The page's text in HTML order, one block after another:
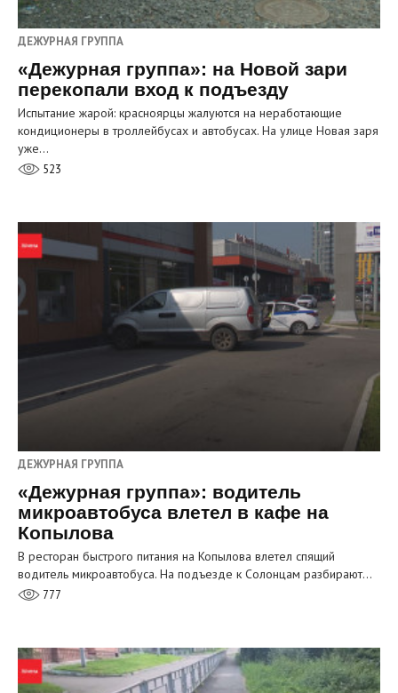
ДЕЖУРНАЯ ГРУППА
«Дежурная группа»: на Новой зари
перекопали вход к подъезду
Испытание жарой: красноярцы жалуются на неработающие
кондиционеры в троллейбусах и автобусах. На улице Новая заря
уже…
523
ДЕЖУРНАЯ ГРУППА
«Дежурная группа»: водитель
микроавтобуса влетел в кафе на
Копылова
В ресторан быстрого питания на Копылова влетел спящий
водитель микроавтобуса. На подъезде к Солонцам разбирают…
777